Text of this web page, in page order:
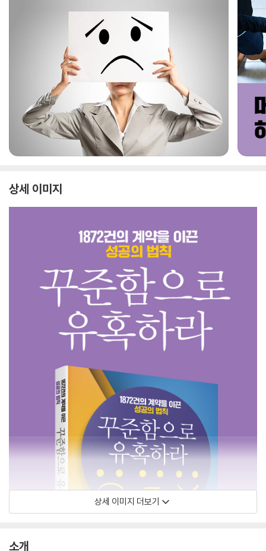
상세 이미지
상세 이미지 더보기
소개